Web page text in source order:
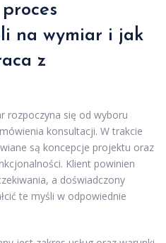
na wymiar i jak
z
rozpoczyna się od wyboru
konsultacji. W trakcie
są koncepcje projektu oraz
Klient powinien
a doświadczony
te myśli w odpowiednie